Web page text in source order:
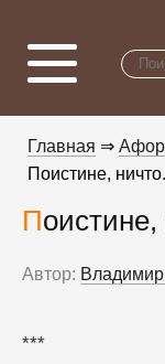
Главная ⇒
Поистине,
Автор:
***